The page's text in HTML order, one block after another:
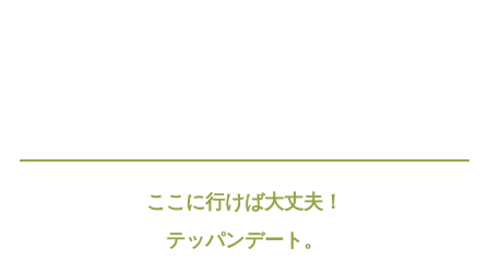
ここに行けば大丈夫！
テッパンデート。